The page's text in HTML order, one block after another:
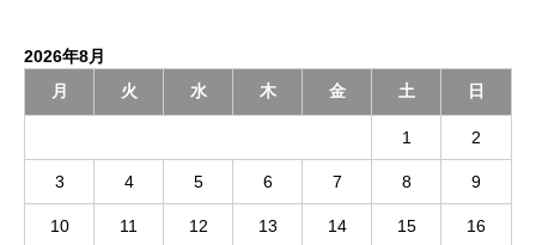
2026年8月
月
火 水 木 金 土 日
1 2
3 4 5 6 7 8 9
10 11 12 13 14 15 16